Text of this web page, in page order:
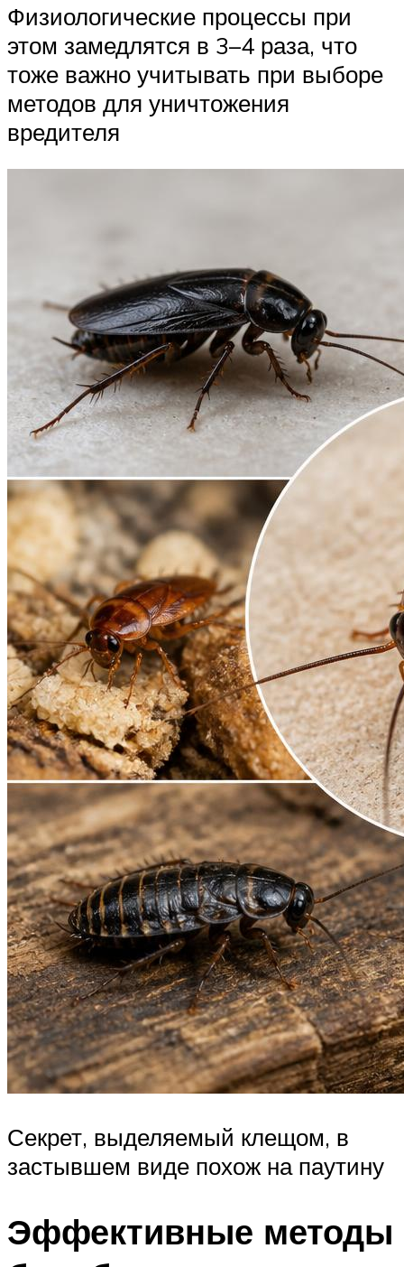
Физиологические процессы при
этом замедлятся в 3–4 раза, что
тоже важно учитывать при выборе
методов для уничтожения
вредителя
Секрет, выделяемый клещом, в
застывшем виде похож на паутину
Эффективные методы